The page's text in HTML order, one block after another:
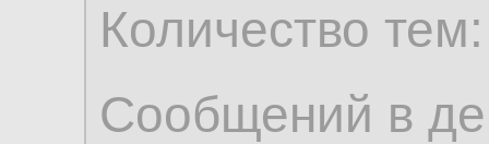
Количество
Сообщений в